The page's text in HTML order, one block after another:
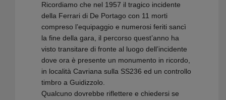
Ricordiamo che nel 1957 il tragico incidente
della Ferrari di De Portago con 11 morti
compreso l’equipaggio e numerosi feriti sancì
la fine della gara, il percorso quest’anno ha
visto transitare di fronte al luogo dell’incidente
dove ora è presente un monumento in ricordo,
in località Cavriana sulla SS236 ed un controllo
timbro a Guidizzolo.
Qualcuno dovrebbe riflettere e chiedersi se